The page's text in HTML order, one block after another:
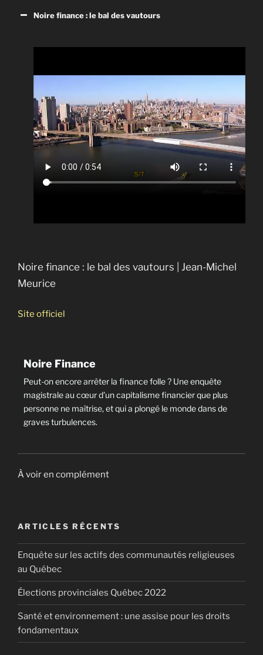
Publications universitaires
Noire finance : le bal des vautours
Noire finance : le bal des vautours | Jean-Michel
Meurice
Site officiel
Noire Finance
Peut-on encore arrêter la finance folle ? Une enquête
magistrale au cœur d’un capitalisme financier que plus
personne ne maîtrise, et qui a plongé le monde dans de
graves turbulences.
À voir en complément
ARTICLES RÉCENTS
Enquête sur les actifs des communautés religieuses
au Québec
Élections provinciales Québec 2022
Santé et environnement : une assise pour les droits
fondamentaux